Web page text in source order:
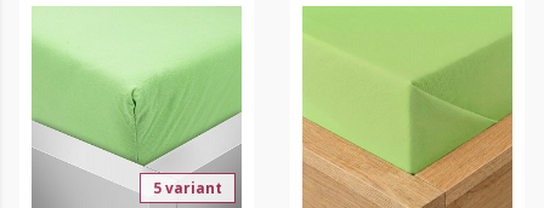
5 variant